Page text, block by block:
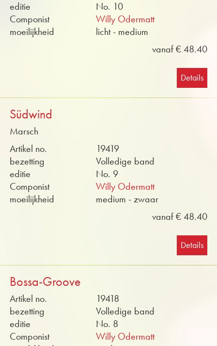
editie
No. 10
Componist
Willy Odermatt
moeilijkheid
licht - medium
vanaf € 48.40
Details
Südwind
Marsch
Artikel no.
19419
bezetting
Volledige band
editie
No. 9
Componist
Willy Odermatt
moeilijkheid
medium - zwaar
vanaf € 48.40
Details
Bossa-Groove
Artikel no.
19418
bezetting
Volledige band
editie
No. 8
Componist
Willy Odermatt